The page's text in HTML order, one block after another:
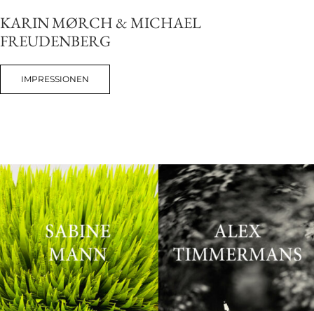
KARIN MØRCH & MICHAEL
FREUDENBERG
IMPRESSIONEN